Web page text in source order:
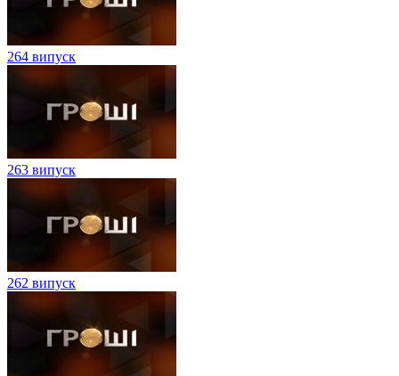
264 випуск
263 випуск
262 випуск